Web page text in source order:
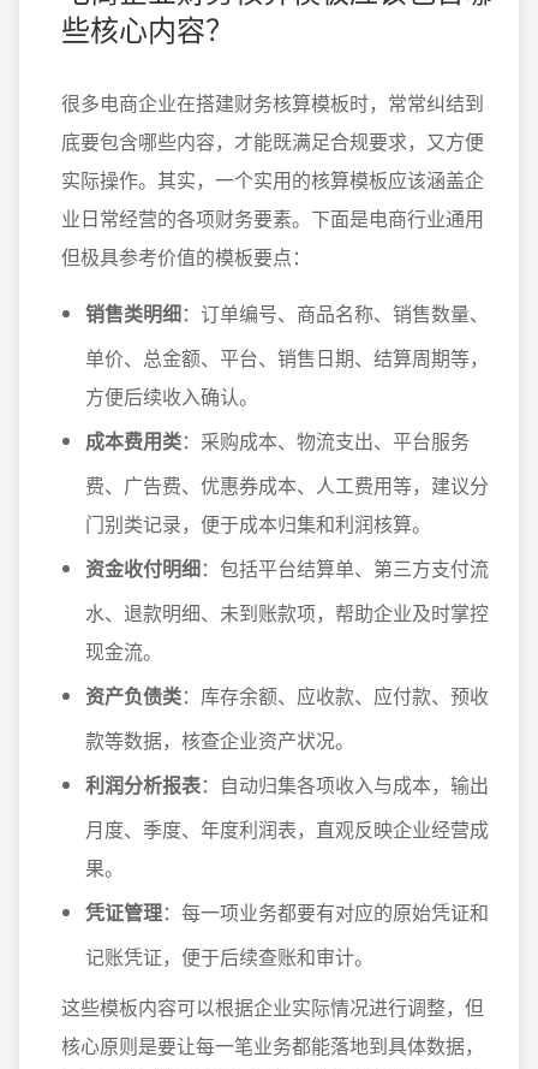
些核心内容？
很多电商企业在搭建财务核算模板时，常常纠结到
底要包含哪些内容，才能既满足合规要求，又方便
实际操作。其实，一个实用的核算模板应该涵盖企
业日常经营的各项财务要素。下面是电商行业通用
但极具参考价值的模板要点：
销售类明细：订单编号、商品名称、销售数量、
单价、总金额、平台、销售日期、结算周期等，
方便后续收入确认。
成本费用类：采购成本、物流支出、平台服务
费、广告费、优惠券成本、人工费用等，建议分
门别类记录，便于成本归集和利润核算。
资金收付明细：包括平台结算单、第三方支付流
水、退款明细、未到账款项，帮助企业及时掌控
现金流。
资产负债类：库存余额、应收款、应付款、预收
款等数据，核查企业资产状况。
利润分析报表：自动归集各项收入与成本，输出
月度、季度、年度利润表，直观反映企业经营成
果。
凭证管理：每一项业务都要有对应的原始凭证和
记账凭证，便于后续查账和审计。
这些模板内容可以根据企业实际情况进行调整，但
核心原则是要让每一笔业务都能落地到具体数据，